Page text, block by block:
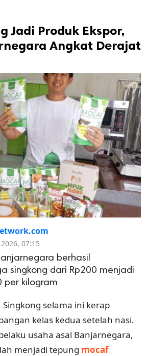
Jadi Produk Ekspor,
Angkat Derajat
07:15
berhasil
singkong dari Rp200 menjadi
per kilogram
Singkong selama ini kerap
kelas kedua setelah nasi.
usaha asal Banjarnegara,
menjadi tepung mocaf